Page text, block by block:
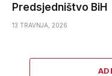
Predsjedništvo BiH
13 TRAVNJA, 2026